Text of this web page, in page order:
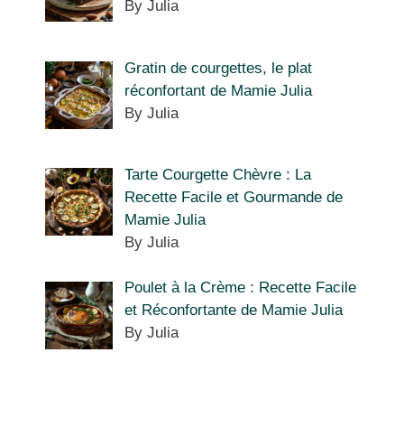
By Julia
Gratin de courgettes, le plat
réconfortant de Mamie Julia
By Julia
Tarte Courgette Chèvre : La
Recette Facile et Gourmande de
Mamie Julia
By Julia
Poulet à la Crème : Recette Facile
et Réconfortante de Mamie Julia
By Julia